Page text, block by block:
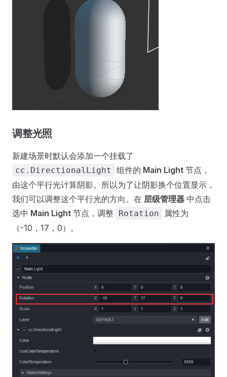
调整光照
新建场景时默认会添加一个挂载了
cc.DirectionalLight 组件的 Main Light 节点，
由这个平行光计算阴影。所以为了让阴影换个位置显示，
我们可以调整这个平行光的方向。在 层级管理器 中点击
选中 Main Light 节点，调整 Rotation
属性为
（-10，17，0）。